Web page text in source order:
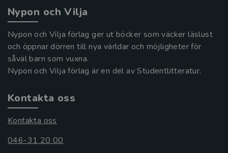
Nypon och Vilja
Nypon och Vilja förlag ger ut böcker som väcker läslust
och öppnar dörren till nya världar och möjligheter för
såväl barn som vuxna.
Nypon och Vilja förlag är en del av Studentlitteratur.
Kontakta oss
Kontakta oss
046-31 20 00